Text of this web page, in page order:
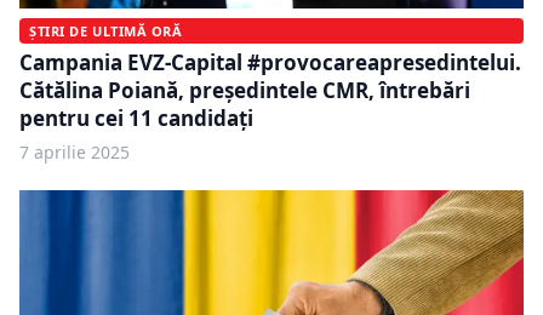
ȘTIRI DE ULTIMĂ ORĂ
Campania EVZ-Capital #provocareapresedintelui.
Cătălina Poiană, președintele CMR, întrebări
pentru cei 11 candidați
7 aprilie 2025